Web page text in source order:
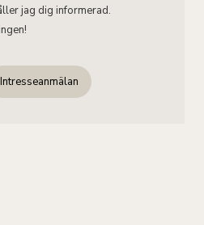
jag dig informerad.
Intresseanmälan